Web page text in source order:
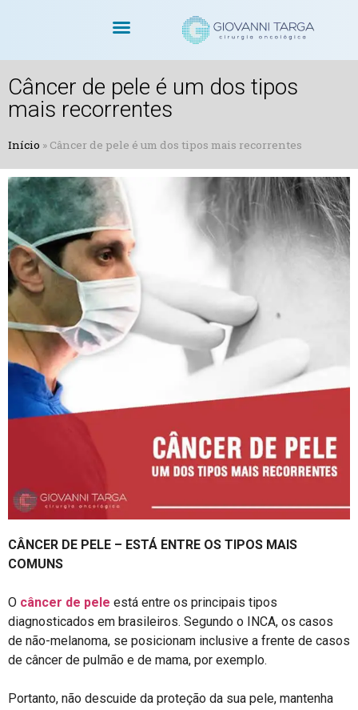
Câncer de pele é um dos tipos
mais recorrentes
Início » Câncer de pele é um dos tipos mais recorrentes
CÂNCER DE PELE – ESTÁ ENTRE OS TIPOS MAIS
COMUNS ⠀
O câncer de pele está entre os principais tipos
diagnosticados em brasileiros. Segundo o INCA, os casos
de não-melanoma, se posicionam inclusive a frente de casos
de câncer de pulmão e de mama, por exemplo.⠀
Portanto, não descuide da proteção da sua pele, mantenha